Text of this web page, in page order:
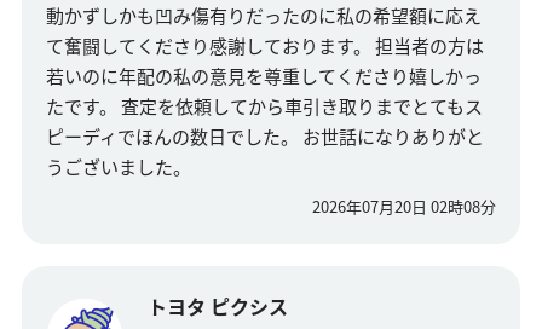
動かずしかも凹み傷有りだったのに私の希望額に応え
て奮闘してくださり感謝しております。 担当者の方は
若いのに年配の私の意見を尊重してくださり嬉しかっ
たです。 査定を依頼してから車引き取りまでとてもス
ピーディでほんの数日でした。 お世話になりありがと
うございました。
2026年07月20日 02時08分
トヨタ ピクシス